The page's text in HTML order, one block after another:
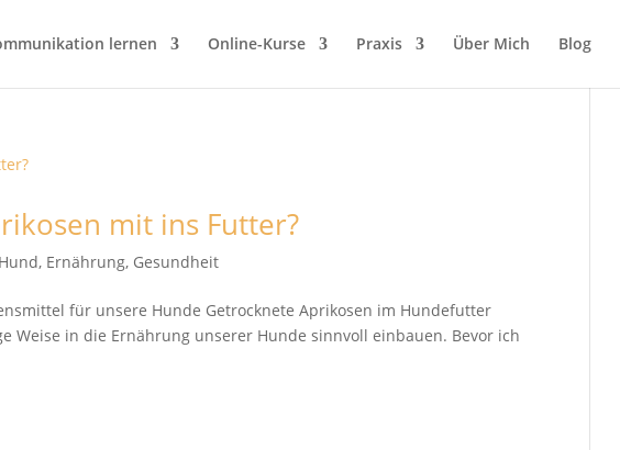
lernen Online-Kurse Praxis Über Mich Blog
mit ins Futter?
, Ernährung, Gesundheit
für unsere Hunde Getrocknete Aprikosen im Hundefutter
Weise in die Ernährung unserer Hunde sinnvoll einbauen. Bevor ich